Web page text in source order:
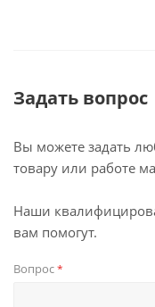
Задать вопрос
Вы можете задать
товару или работе
Наши
вам помогут.
Вопрос*